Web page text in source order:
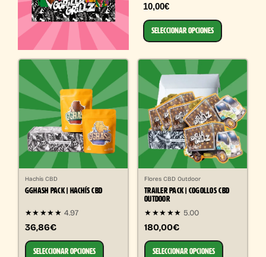
10,00€
SELECCIONAR OPCIONES
Hachís CBD
GGHASH PACK | HACHÍS CBD
★★★★★ 4.97
36,86€
SELECCIONAR OPCIONES
Flores CBD Outdoor
TRAILER PACK | COGOLLOS CBD
OUTDOOR
★★★★★ 5.00
180,00€
SELECCIONAR OPCIONES